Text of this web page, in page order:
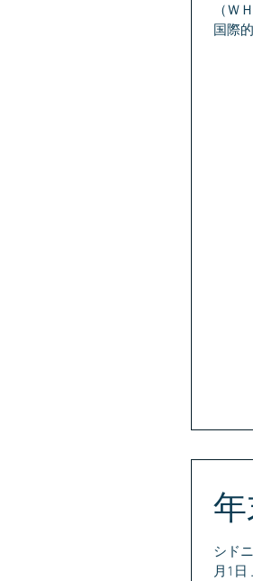
（Ｗ
国際
シド
月1日